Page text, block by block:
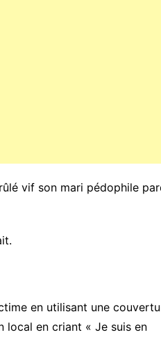
vif son mari pédophile
en utilisant une
local en criant « Je suis en